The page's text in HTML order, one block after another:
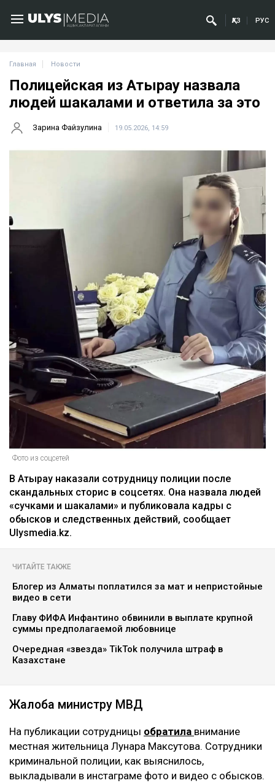
ҚАЗ РУС
Главная Новости
Полицейская из Атырау назвала
людей шакалами и ответила за это
Зарина Файзулина 19.05.2026, 14:59
Фото из соцсетей
В Атырау наказали сотрудницу полиции после
скандальных сторис в соцсетях. Она назвала людей
«сучками и шакалами» и публиковала кадры с
обысков и следственных действий, сообщает
Ulysmedia.kz.
ЧИТАЙТЕ ТАКЖЕ
Блогер из Алматы поплатился за мат и непристойные
видео в сети
Главу ФИФА Инфантино обвинили в выплате крупной
суммы предполагаемой любовнице
Очередная «звезда» TikTok получила штраф в
Казахстане
Жалоба министру МВД
На публикации сотрудницы обратила внимание
местная жительница Лунара Максутова. Сотрудники
криминальной полиции, как выяснилось,
выкладывали в инстаграме фото и видео с обысков.